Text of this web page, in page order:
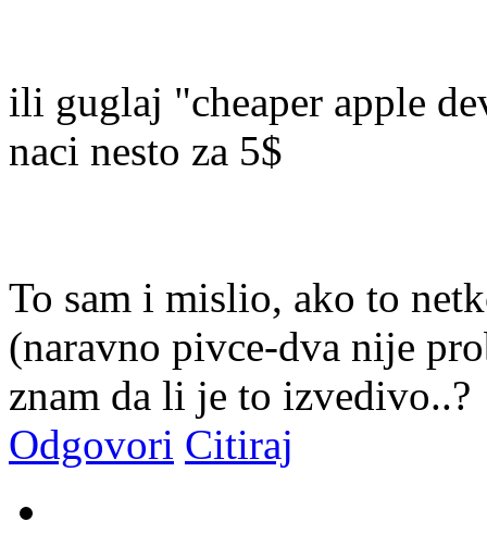
ili guglaj "cheaper apple
naci nesto za 5$
To sam i mislio, ako to
(naravno pivce-dva nije
znam da li je to izvedivo..?
Odgovori Citiraj